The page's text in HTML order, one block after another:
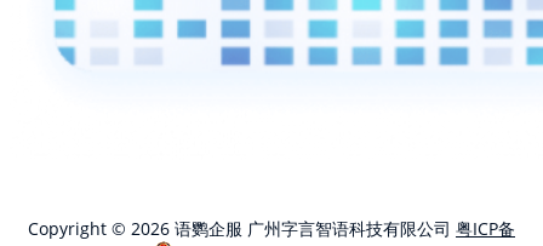
Copyright © 2026 语鹦企服 广州字言智语科技有限公司 粤ICP备